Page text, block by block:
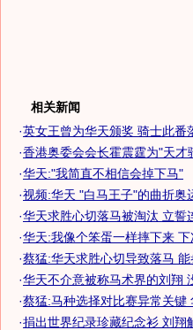
相关新闻
·英女王曾为华天颁奖 骑士此番
·香港奥委会会长霍震霆为"天才
·华天:"我简直不相信会掉下马"
·视频:华天 "白马王子"的曲折奥
·华天求胜心切落马被淘汰 立誓
·华天:我像个笨蛋一样摔下来
·蔡猛:华天求胜心切导致落马
·华天不介意被称马术界的刘翔
·蔡猛:马种选择对比赛异常关键
·捐出世界纪录珍藏纪念衫 刘翔